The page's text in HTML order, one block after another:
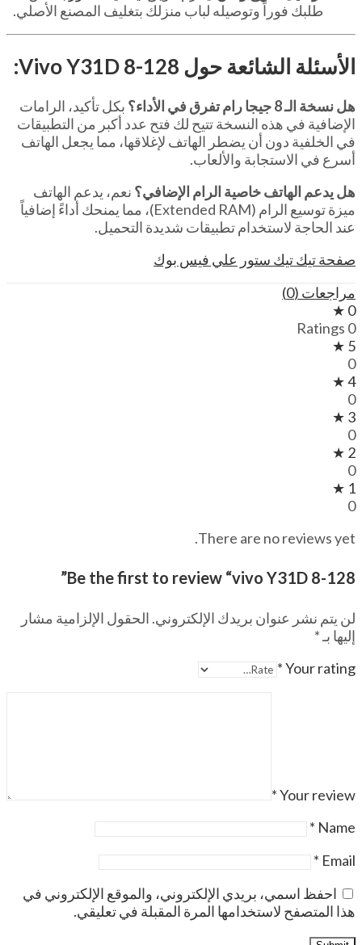
طلبك فوراً وتوصيله لباب منزلك بتغليف المصنع الأصلي.
الأسئلة الشائعة حول Vivo Y31D 8-128:
هل نسخة الـ 8 جيجا رام تفرق في الأداء؟
بكل تأكيد، الرامات
الإضافية في هذه النسخة تتيح لك فتح عدد أكبر من التطبيقات
في الخلفية دون أن يضطر الهاتف لإغلاقها، مما يجعل الهاتف
أسرع في الاستجابة والألعاب.
هل يدعم الهاتف خاصية الرام الإضافي؟ نعم، يدعم الهاتف
ميزة توسيع الرام (Extended RAM)، مما يمنحك أداءً إضافياً
عند الحاجة لاستخدام تطبيقات شديدة التحميل.
صفحة تيك تيك ستور علي فيس بوك
مراجعات (0)
0 ★
0 Ratings
5 ★
0
4 ★
0
3 ★
0
2 ★
0
1 ★
0
There are no reviews yet.
Be the first to review “vivo Y31D 8-128”
لن يتم نشر عنوان بريدك الإلكتروني. الحقول الإلزامية مشار
إليها بـ*
Your rating
*
Your review
*
Name
*
Email
*
احفظ اسمي، بريدي الإلكتروني، والموقع الإلكتروني في
هذا المتصفح لاستخدامها المرة المقبلة في تعليقي.